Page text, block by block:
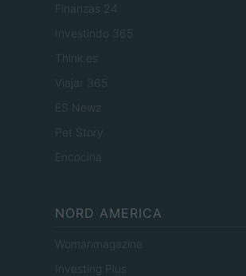
Finanzas 24
Investindo 365
Think.es
Viajar 365
ES Newz
Pet Story
Encocina
NORD AMERICA
Womanmagazine
Investing Plus